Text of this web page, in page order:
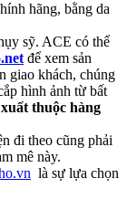
hãng, bằng da
sỹ. ACE có thể
để xem sản
giao khách, chúng
hình ảnh từ bất
thuộc hàng
đi theo cũng phải
mê này.
là sự lựa chọn